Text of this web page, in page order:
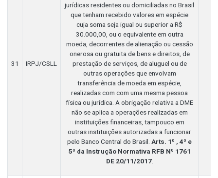
31 IRPJ/CSLL
jurídicas residentes ou domiciliadas no Brasil
que tenham recebido valores em espécie
cuja soma seja igual ou superior a R$
30.000,00, ou o equivalente em outra
moeda, decorrentes de alienação ou cessão
onerosa ou gratuita de bens e direitos, de
prestação de serviços, de aluguel ou de
outras operações que envolvam
transferência de moeda em espécie,
realizadas com com uma mesma pessoa
física ou jurídica. A obrigação relativa a DME
não se aplica a operações realizadas em
instituições financeiras, tampouco em
outras instituições autorizadas a funcionar
pelo Banco Central do Brasil. Arts. 1º , 4º e
5º da Instrução Normativa RFB Nº 1761
DE 20/11/2017.